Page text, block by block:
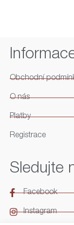
Obchodní
O nás
Platby
Registrace
Sledujte
Facebook
Instagram